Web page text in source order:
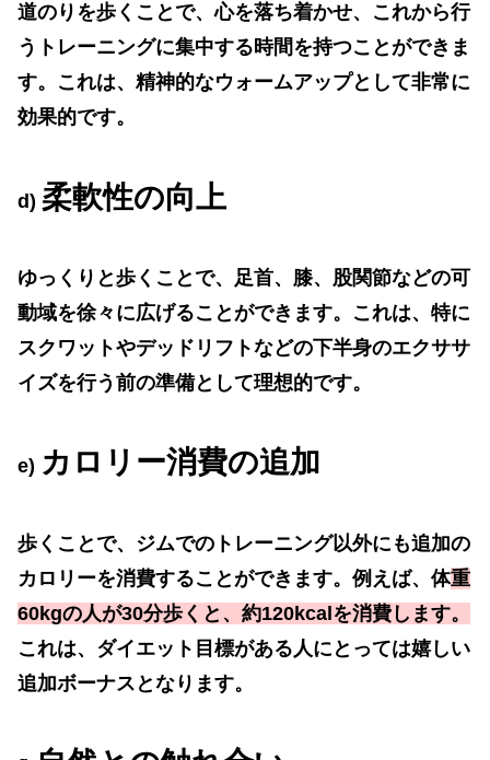
道のりを歩くことで、心を落ち着かせ、これから行
うトレーニングに集中する時間を持つことができま
す。これは、精神的なウォームアップとして非常に
効果的です。
d) 柔軟性の向上
ゆっくりと歩くことで、足首、膝、股関節などの可
動域を徐々に広げることができます。これは、特に
スクワットやデッドリフトなどの下半身のエクササ
イズを行う前の準備として理想的です。
e) カロリー消費の追加
歩くことで、ジムでのトレーニング以外にも追加の
カロリーを消費することができます。例えば、体重
60kgの人が30分歩くと、約120kcalを消費します。
これは、ダイエット目標がある人にとっては嬉しい
追加ボーナスとなります。